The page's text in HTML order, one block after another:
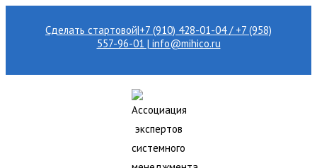
Сделать стартовой|+7 (910) 428-01-04 / +7 (958)
557-96-01 | info@mihico.ru